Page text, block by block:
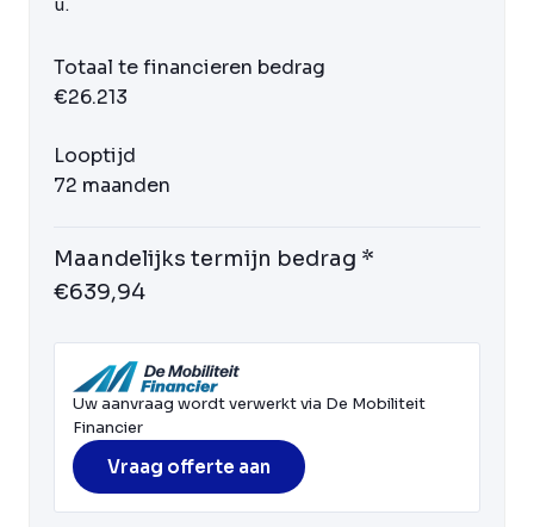
Totaal te financieren bedrag
€26.213
Looptijd
72 maanden
Maandelijks termijn bedrag *
€639,94
Uw aanvraag wordt verwerkt via De Mobiliteit
Financier
Vraag offerte aan